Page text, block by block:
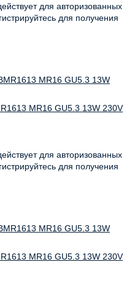
для авторизованных
для получения
MR16 GU5.3 13W 230V
для авторизованных
для получения
MR16 GU5.3 13W 230V